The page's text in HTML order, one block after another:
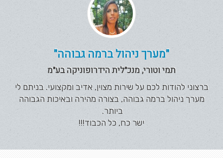
"מערך ניהול ברמה גבוהה"
תמי וטורי, מנכ"לית הידרופוניקה בע"מ
ברצוני להודות לכם על שירות מצוין, אדיב ומקצועי. בניתם לי
מערך ניהול ברמה גבוהה, בצורה מהירה ובאיכות הגבוהה
ביותר.
ישר כח, כל הכבוד!!!